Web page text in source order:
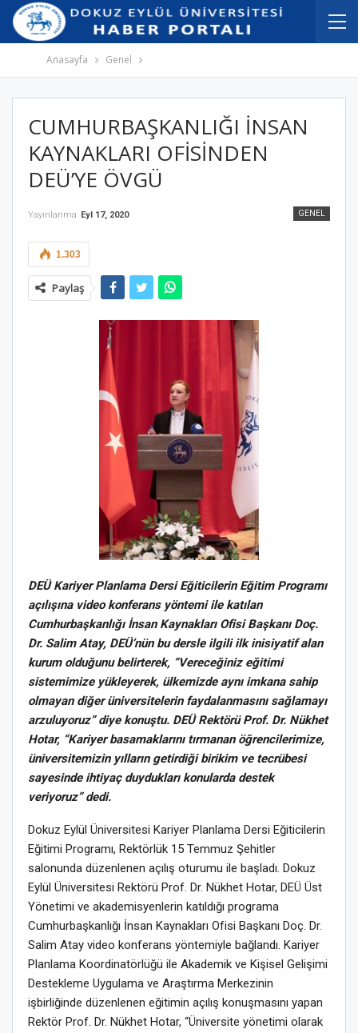
İçeriğe
atla
Navigasyona
atla
Anasayfa Genel
CUMHURBAŞKANLIĞI İNSAN
KAYNAKLARI OFİSİNDEN
DEÜ’YE ÖVGÜ
GENEL
Yayınlanma Eyl 17, 2020
1.303
Paylaş
DEÜ Kariyer Planlama Dersi Eğiticilerin Eğitim Programı
açılışına video konferans yöntemi ile katılan
Cumhurbaşkanlığı İnsan Kaynakları Ofisi Başkanı Doç.
Dr. Salim Atay, DEÜ’nün bu dersle ilgili ilk inisiyatif alan
kurum olduğunu belirterek, “Vereceğiniz eğitimi
sistemimize yükleyerek, ülkemizde aynı imkana sahip
olmayan diğer üniversitelerin faydalanmasını sağlamayı
arzuluyoruz” diye konuştu. DEÜ Rektörü Prof. Dr. Nükhet
Hotar, “Kariyer basamaklarını tırmanan öğrencilerimize,
üniversitemizin yılların getirdiği birikim ve tecrübesi
sayesinde ihtiyaç duydukları konularda destek
veriyoruz” dedi.
Dokuz Eylül Üniversitesi Kariyer Planlama Dersi Eğiticilerin
Eğitimi Programı, Rektörlük 15 Temmuz Şehitler
salonunda düzenlenen açılış oturumu ile başladı. Dokuz
Eylül Üniversitesi Rektörü Prof. Dr. Nükhet Hotar, DEÜ Üst
Yönetimi ve akademisyenlerin katıldığı programa
Cumhurbaşkanlığı İnsan Kaynakları Ofisi Başkanı Doç. Dr.
Salim Atay video konferans yöntemiyle bağlandı. Kariyer
Planlama Koordinatörlüğü ile Akademik ve Kişisel Gelişimi
Destekleme Uygulama ve Araştırma Merkezinin
işbirliğinde düzenlenen eğitimin açılış konuşmasını yapan
Rektör Prof. Dr. Nükhet Hotar, “Üniversite yönetimi olarak